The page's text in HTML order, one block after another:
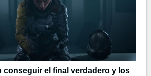
conseguir el final verdadero y los